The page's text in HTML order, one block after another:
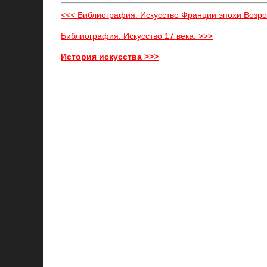
<<< Библиография. Искусство Франции эпохи
Библиография. Искусство 17 века. >>>
История искусства >>>